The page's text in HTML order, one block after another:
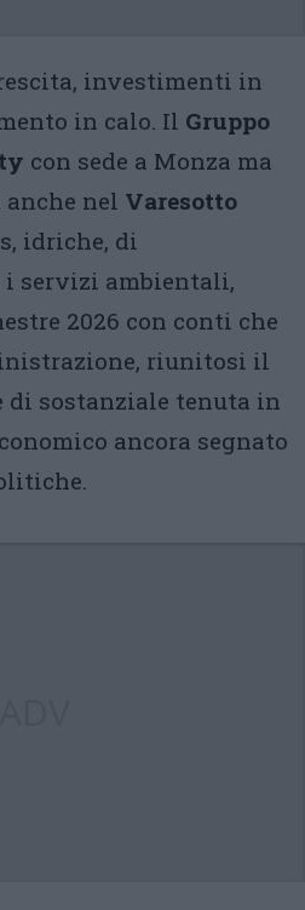
investimenti in
in calo. Il Gruppo
con sede a Monza ma
nel Varesotto
idriche, di
i servizi ambientali,
2026 con conti che
riunitosi il
di sostanziale tenuta in
ancora segnato